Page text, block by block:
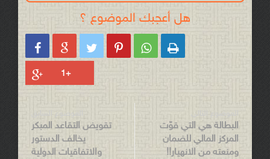
هل أعجبك الموضوع ؟
     
الموضوع التالي
البطالة هي التي قوّت
المركز المالي للضمان
ومنعته من الانهيار!!
الموضوع السابق
تقويض التقاعد المبكر
يخالف الدستور
والاتفاقيات الدولية